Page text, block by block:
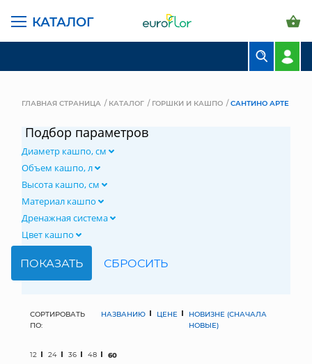
КАТАЛОГ
СВАДЕБНАЯ ФЛОРИСТИКА
КОМНАТНЫЕ РАСТЕНИЯ
ГЛАВНАЯ СТРАНИЦА КАТАЛОГ ГОРШКИ И КАШПО САНТИНО АРТЕ
Подбор параметров
Диаметр кашпо, см
Объем кашпо, л
Высота кашпо, см
Материал кашпо
Дренажная система
Цвет кашпо
СОРТИРОВАТЬ
ПО:
НАЗВАНИЮ ЦЕНЕ
НОВИЗНЕ (СНАЧАЛА
НОВЫЕ)
12 24 36 48 60